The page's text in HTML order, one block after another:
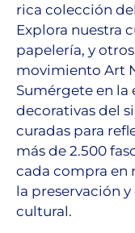
rica colección
Explora nuestra
papelería, y
movimiento Art
Sumérgete en la
decorativas del
curadas para
más de 2.500
cada compra en
la preservación
cultural.